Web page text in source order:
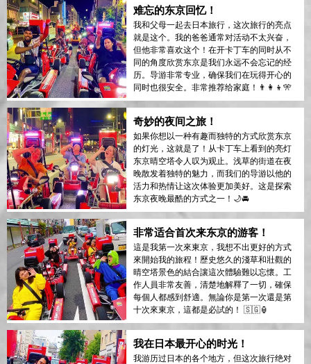
难忘的东京回忆！
我和父母一起去日本旅行，这次旅行的亮点
就是这个。我的爸爸通常对活动不太兴奋，
但他非常喜欢这个！在开卡丁车的同时从不
同的角度欣赏东京是我们永远不会忘记的经
历。导游非常专业，确保我们在玩得开心的
同时也很安全。非常推荐给家庭！👨‍👩‍👦🎌
奇妙的夜间之旅！
如果你想以一种有趣而独特的方式欣赏东京
的灯光，这就是了！从卡丁车上看到的亮灯
东京晴空塔令人叹为观止。浅草的街道在夜
晚散发着独特的魅力，而我们的导游以他的
活力和热情让这次体验更加美好。这是探索
东京夜晚最酷的方式之一！🌙🚘
非常适合首次来东京的游客！
這是我第一次來東京，我想不出更好的方式
來開始我的旅程！歷史悠久的淺草和壯觀的
晴空塔景色的結合讓這次體驗難以忘懷。工
作人員非常友善，清楚地解釋了一切，確保
每個人都感到舒適。無論你是第一次還是第
十次來東京，這都是必試的！ 🇸🇬🏮
我在日本最开心的时光！
我游历过日本的各个地方，但这次旅行绝对